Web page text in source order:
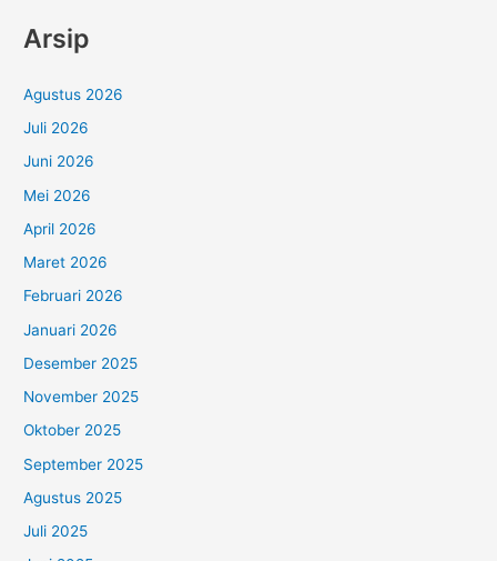
Arsip
Agustus 2026
Juli 2026
Juni 2026
Mei 2026
April 2026
Maret 2026
Februari 2026
Januari 2026
Desember 2025
November 2025
Oktober 2025
September 2025
Agustus 2025
Juli 2025